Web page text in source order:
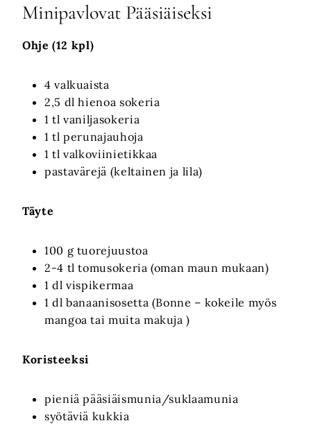
Minipavlovat Pääsiäiseksi
Ohje (12 kpl)
4 valkuaista
2,5 dl hienoa sokeria
1 tl vaniljasokeria
1 tl perunajauhoja
1 tl valkoviinietikkaa
pastavärejä (keltainen ja lila)
Täyte
100 g tuorejuustoa
2-4 tl tomusokeria (oman maun mukaan)
1 dl vispikermaa
1 dl banaanisosetta (Bonne – kokeile myös
mangoa tai muita makuja )
Koristeeksi
pieniä pääsiäismunia/suklaamunia
syötäviä kukkia